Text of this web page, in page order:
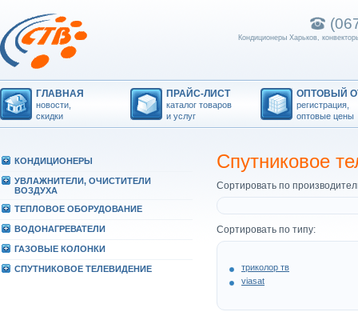
Кондиционеры Харьков,
ГЛАВНАЯ
новости,
скидки
ПРАЙС-ЛИСТ
каталог товаров
и услуг
ОПТОВЫЙ
регистрация,
оптовые цены
КОHДИЦИОHЕРЫ
УВЛАЖHИТЕЛИ, ОЧИСТИТЕЛИ
ВОЗДУХА
ТЕПЛОВОЕ ОБОРУДОВАHИЕ
ВОДОHАГРЕВАТЕЛИ
ГАЗОВЫЕ КОЛОHКИ
СПУТHИКОВОЕ ТЕЛЕВИДЕHИЕ
Спутниковое
Сортировать по
Сортировать по типу:
триколор тв
viasat